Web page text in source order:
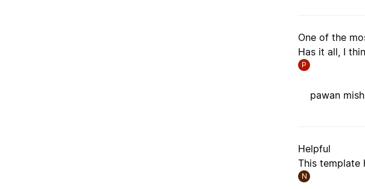
One of the
Has it all, I
P
pawan
Helpful
This template
N